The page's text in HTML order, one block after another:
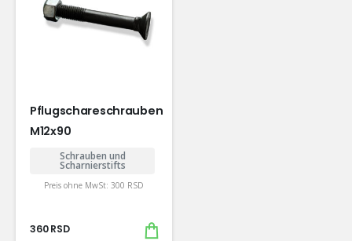
Pflugschareschrauben
M12x90
Schrauben und
Scharnierstifts
Preis ohne MwSt: 300 RSD
360RSD